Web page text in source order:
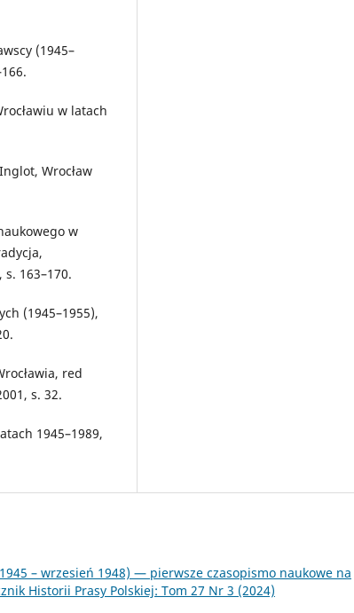
(1945–
w latach
Wrocław
w
s. 163–170.
(1945–1955),
red
s. 32.
1945–1989,
– wrzesień 1948) — pierwsze czasopismo naukowe na
Historii Prasy Polskiej: Tom 27 Nr 3 (2024)